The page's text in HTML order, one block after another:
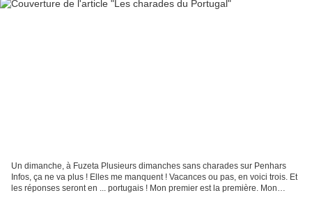
Un dimanche, à Fuzeta Plusieurs dimanches sans charades sur Penhars
Infos, ça ne va plus ! Elles me manquent ! Vacances ou pas, en voici trois. Et
les réponses seront en ... portugais ! Mon premier est la première. Mon